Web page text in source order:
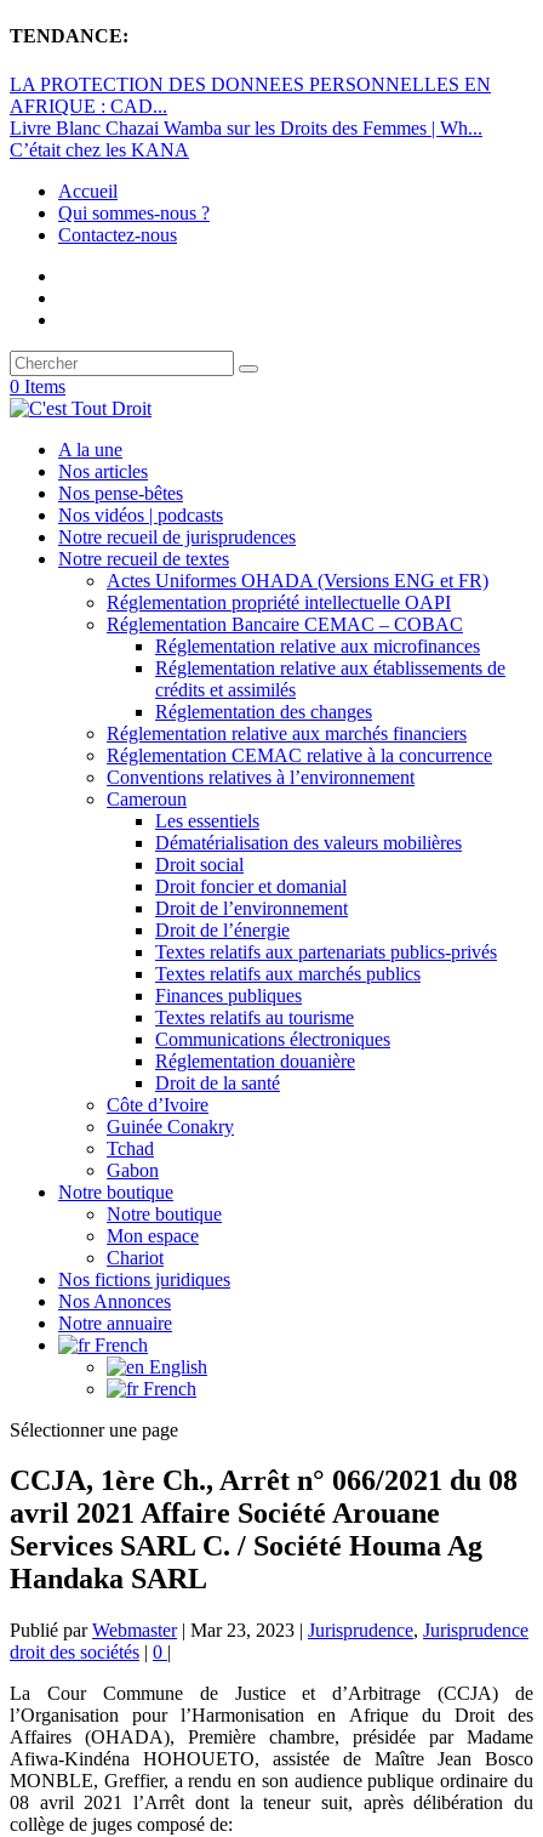
TENDANCE:
LA PROTECTION DES DONNEES PERSONNELLES EN
AFRIQUE : CAD...
Livre Blanc Chazai Wamba sur les Droits des Femmes | Wh...
C’était chez les KANA
Accueil
Qui sommes-nous ?
Contactez-nous
0 Items
A la une
Nos articles
Nos pense-bêtes
Nos vidéos | podcasts
Notre recueil de jurisprudences
Notre recueil de textes
Actes Uniformes OHADA (Versions ENG et FR)
Réglementation propriété intellectuelle OAPI
Réglementation Bancaire CEMAC – COBAC
Réglementation relative aux microfinances
Réglementation relative aux établissements de
crédits et assimilés
Réglementation des changes
Réglementation relative aux marchés financiers
Réglementation CEMAC relative à la concurrence
Conventions relatives à l’environnement
Cameroun
Les essentiels
Dématérialisation des valeurs mobilières
Droit social
Droit foncier et domanial
Droit de l’environnement
Droit de l’énergie
Textes relatifs aux partenariats publics-privés
Textes relatifs aux marchés publics
Finances publiques
Textes relatifs au tourisme
Communications électroniques
Réglementation douanière
Droit de la santé
Côte d’Ivoire
Guinée Conakry
Tchad
Gabon
Notre boutique
Notre boutique
Mon espace
Chariot
Nos fictions juridiques
Nos Annonces
Notre annuaire
French
English
French
Sélectionner une page
CCJA, 1ère Ch., Arrêt n° 066/2021 du 08
avril 2021 Affaire Société Arouane
Services SARL C. / Société Houma Ag
Handaka SARL
Publié parWebmaster| Mar 23, 2023 | Jurisprudence, Jurisprudence
droit des sociétés | 0 |
La Cour Commune de Justice et d’Arbitrage (CCJA) de
l’Organisation pour l’Harmonisation en Afrique du Droit des
Affaires (OHADA), Première chambre, présidée par Madame
Afiwa-Kindéna HOHOUETO, assistée de Maître Jean Bosco
MONBLE, Greffier, a rendu en son audience publique ordinaire du
08 avril 2021 l’Arrêt dont la teneur suit, après délibération du
collège de juges composé de: